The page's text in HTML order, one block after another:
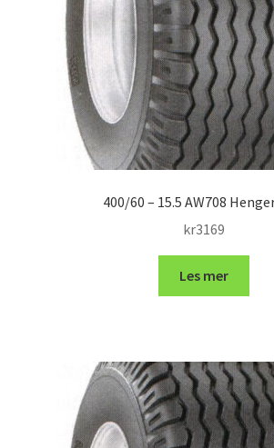
400/60 – 15.5 AW708
kr3169
Les mer